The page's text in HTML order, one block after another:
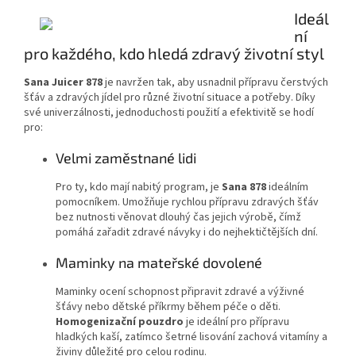
Ideál
ní
pro každého, kdo hledá zdravý životní styl
Sana Juicer 878je navržen tak, aby usnadnil přípravu čerstvých
šťáv a zdravých jídel pro různé životní situace a potřeby. Díky
své univerzálnosti, jednoduchosti použití a efektivitě se hodí
pro:
Velmi zaměstnané lidi
Pro ty, kdo mají nabitý program, je Sana 878ideálním
pomocníkem. Umožňuje rychlou přípravu zdravých šťáv
bez nutnosti věnovat dlouhý čas jejich výrobě, čímž
pomáhá zařadit zdravé návyky i do nejhektičtějších dní.
Maminky na mateřské dovolené
Maminky ocení schopnost připravit zdravé a výživné
šťávy nebo dětské příkrmy během péče o děti.
Homogenizační pouzdro je ideální pro přípravu
hladkých kaší, zatímco šetrné lisování zachová vitamíny a
živiny důležité pro celou rodinu.